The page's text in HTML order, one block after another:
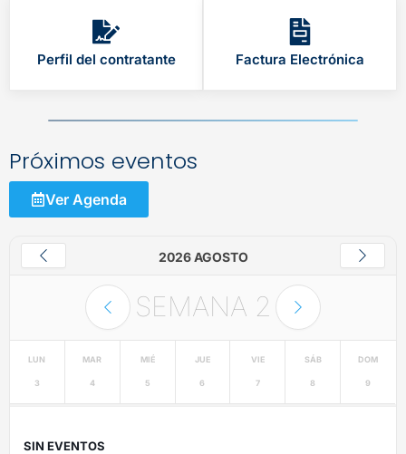
Perfil del contratante Factura Electrónica
Próximos eventos
Ver Agenda
2026 AGOSTO
SEMANA 2
LUN
3
MAR
4
MIÉ
5
JUE
6
VIE
7
SÁB
8
DOM
9
SIN EVENTOS